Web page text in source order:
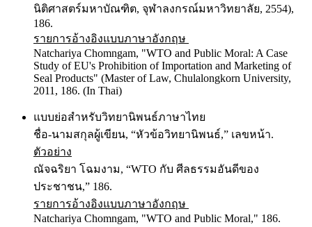
นิติศาสตร์มหาบัณฑิต, จุฬาลงกรณ์มหาวิทยาลัย, 2554),
186.
รายการอ้างอิงแบบภาษาอังกฤษ
Natchariya Chomngam, "WTO and Public Moral: A Case
Study of EU's Prohibition of Importation and Marketing of
Seal Products" (Master of Law, Chulalongkorn University,
2011, 186. (In Thai)
แบบย่อสำหรับวิทยานิพนธ์ภาษาไทย
ชื่อ-นามสกุลผู้เขียน, “หัวข้อวิทยานิพนธ์,” เลขหน้า.
ตัวอย่าง
ณัจฉริยา โฉมงาม, “WTO กับ ศีลธรรมอันดีของ
ประชาชน,” 186.
รายการอ้างอิงแบบภาษาอังกฤษ
Natchariya Chomngam, "WTO and Public Moral," 186.